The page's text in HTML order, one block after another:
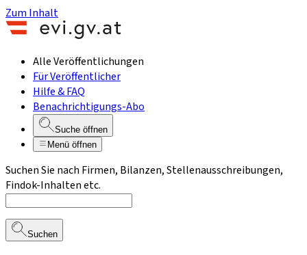
Zum Inhalt
Alle Veröffentlichungen
Für Veröffentlicher
Hilfe & FAQ
Benachrichtigungs-Abo
Suche öffnen
Menü öffnen
Suchen Sie nach Firmen, Bilanzen, Stellenausschreibungen,
Findok-Inhalten etc.
Suchen